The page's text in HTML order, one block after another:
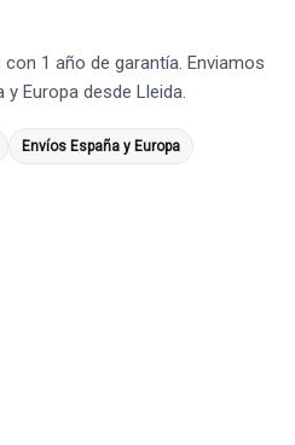
1 año de garantía. Enviamos
Europa desde Lleida.
Envíos España y Europa